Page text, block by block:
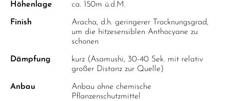
Höhenlage ca. 150m ü.d.M.
Finish
Aracha, d.h. geringerer Trocknungsgrad,
um die hitzesensiblen Anthocyane zu
schonen
Dämpfung
kurz (Asamushi, 30-40 Sek. mit relativ
großer Distanz zur Quelle)
Anbau
Anbau ohne chemische
Pflanzenschutzmittel